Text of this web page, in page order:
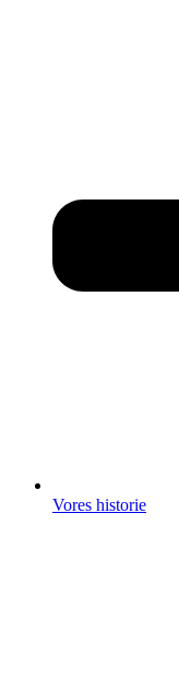
Vores historie